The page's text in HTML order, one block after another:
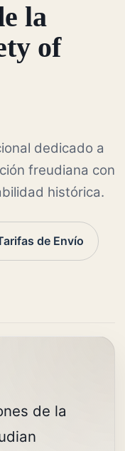
la
of
dedicado a
freudiana con
histórica.
de Envío
de la